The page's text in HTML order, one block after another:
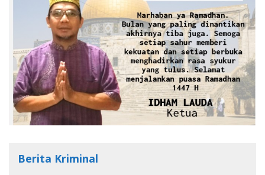
Berita Kriminal